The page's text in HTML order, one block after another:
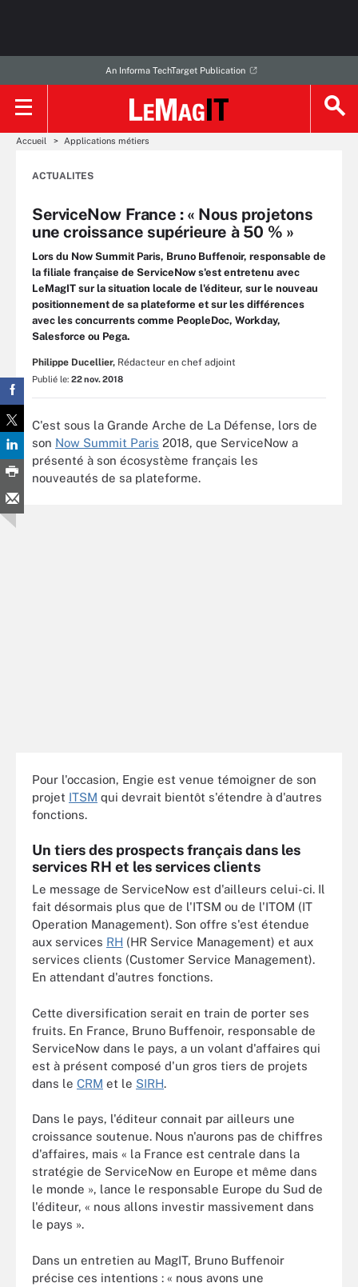
An Informa TechTarget Publication
Accueil Applications métiers
ACTUALITES
ServiceNow France : « Nous projetons
une croissance supérieure à 50 % »
Lors du Now Summit Paris, Bruno Buffenoir, responsable de
la filiale française de ServiceNow s'est entretenu avec
LeMagIT sur la situation locale de l'éditeur, sur le nouveau
positionnement de sa plateforme et sur les différences
avec les concurrents comme PeopleDoc, Workday,
Salesforce ou Pega.
Philippe Ducellier, Rédacteur en chef adjoint
Publié le: 22 nov. 2018
C'est sous la Grande Arche de La Défense, lors de
son Now Summit Paris 2018, que ServiceNow a
présenté à son écosystème français les
nouveautés de sa plateforme.
Pour l'occasion, Engie est venue témoigner de son
projet ITSM qui devrait bientôt s'étendre à d'autres
fonctions.
Un tiers des prospects français dans les
services RH et les services clients
Le message de ServiceNow est d'ailleurs celui-ci. Il
fait désormais plus que de l'ITSM ou de l'ITOM (IT
Operation Management). Son offre s'est étendue
aux services RH (HR Service Management) et aux
services clients (Customer Service Management).
En attendant d'autres fonctions.
Cette diversification serait en train de porter ses
fruits. En France, Bruno Buffenoir, responsable de
ServiceNow dans le pays, a un volant d'affaires qui
est à présent composé d'un gros tiers de projets
dans le CRM et le SIRH.
Dans le pays, l'éditeur connait par ailleurs une
croissance soutenue. Nous n'aurons pas de chiffres
d'affaires, mais « la France est centrale dans la
stratégie de ServiceNow en Europe et même dans
le monde », lance le responsable Europe du Sud de
l'éditeur, « nous allons investir massivement dans
le pays ».
Dans un entretien au MagIT, Bruno Buffenoir
précise ces intentions : « nous avons une